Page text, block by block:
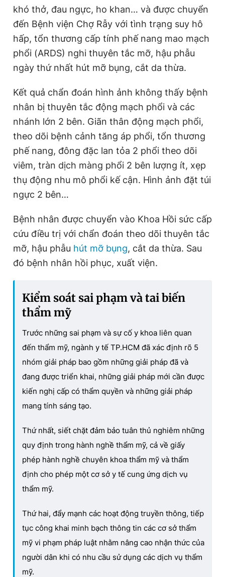
khó thở, đau ngực, ho khan… và được chuyển
đến Bệnh viện Chợ Rẫy với tình trạng suy hô
hấp, tổn thương cấp tính phế nang mao mạch
phổi (ARDS) nghi thuyên tắc mỡ, hậu phẫu
ngày thứ nhất hút mỡ bụng, cắt da thừa.
Kết quả chẩn đoán hình ảnh không thấy bệnh
nhân bị thuyên tắc động mạch phổi và các
nhánh lớn 2 bên. Giãn thân động mạch phổi,
theo dõi bệnh cảnh tăng áp phổi, tổn thương
phế nang, đông đặc lan tỏa 2 phổi theo dõi
viêm, tràn dịch màng phổi 2 bên lượng ít, xẹp
thụ động nhu mô phổi kế cận. Hình ảnh đặt túi
ngực 2 bên…
Bệnh nhân được chuyển vào Khoa Hồi sức cấp
cứu điều trị với chẩn đoán theo dõi thuyên tắc
mỡ, hậu phẫu hút mỡ bụng, cắt da thừa. Sau
đó bệnh nhân hồi phục, xuất viện.
Kiểm soát sai phạm và tai biến
thẩm mỹ
Trước những sai phạm và sự cố y khoa liên quan
đến thẩm mỹ, ngành y tế TP.HCM đã xác định rõ 5
nhóm giải pháp bao gồm những giải pháp đã và
đang được triển khai, những giải pháp mới cần được
kiến nghị cấp có thẩm quyền và những giải pháp
mang tính sáng tạo.
Thứ nhất, siết chặt đảm bảo tuân thủ nghiêm những
quy định trong hành nghề thẩm mỹ, cả về giấy
phép hành nghề chuyên khoa thẩm mỹ và thẩm
định cho phép một cơ sở y tế cung ứng dịch vụ
thẩm mỹ.
Thứ hai, đẩy mạnh các hoạt động truyền thông, tiếp
tục công khai minh bạch thông tin các cơ sở thẩm
mỹ vi phạm pháp luật nhằm nâng cao nhận thức của
người dân khi có nhu cầu sử dụng các dịch vụ thẩm
mỹ.